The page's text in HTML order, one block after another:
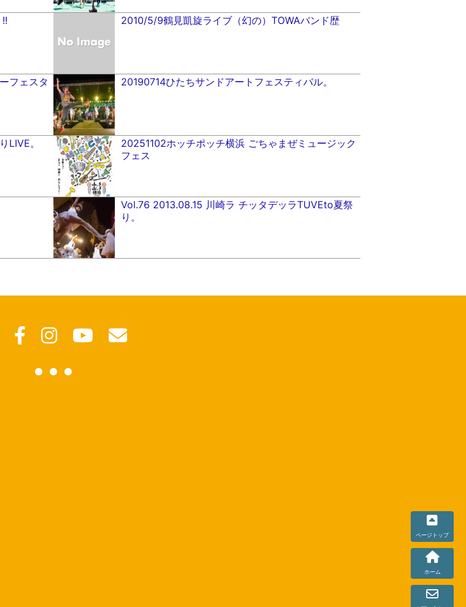
2010/5/9鶴見凱旋ライブ（幻の）TOWAバンド歴
フェスタ
20190714ひたちサンドアートフェスティバル。
LIVE。
20251102ホッチポッチ横浜 ごちゃまぜミュージック
フェス
Vol.76 2013.08.15 川崎ラ チッタデッラTUVEto夏祭
り。